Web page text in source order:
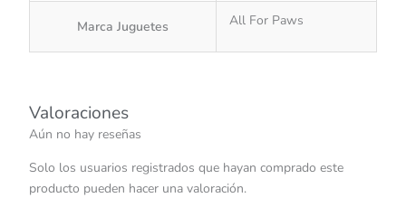
Marca Juguetes All For Paws
Valoraciones
Aún no hay reseñas
Solo los usuarios registrados que hayan comprado este
producto pueden hacer una valoración.